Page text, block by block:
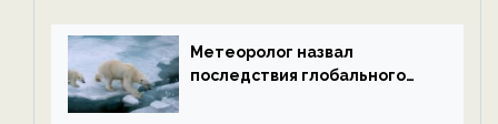
Метеоролог назвал
последствия глобального